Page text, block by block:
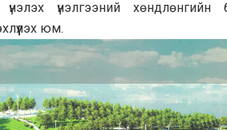
үнэлгээний хөндлөнгийн
юм.